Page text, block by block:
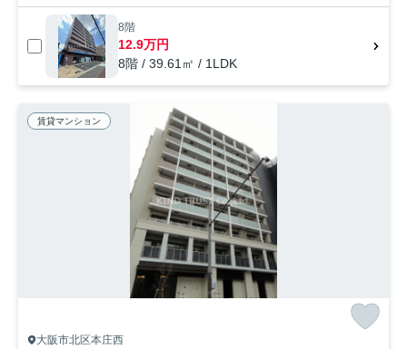
8階
12.9万円
8階 / 39.61㎡ / 1LDK
賃貸マンション
大阪市北区本庄西